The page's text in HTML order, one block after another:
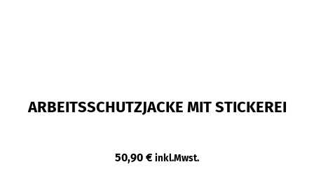
ARBEITSSCHUTZJACKE MIT STICKEREI
50,90 € inkl.Mwst.